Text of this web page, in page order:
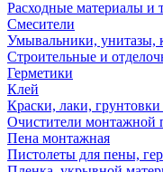
Расходные материалы и
Смесители
Умывальники, унитазы,
Строительные и
Герметики
Клей
Краски, лаки, грунтовки
Очистители монтажной
Пена монтажная
Пистолеты для пены,